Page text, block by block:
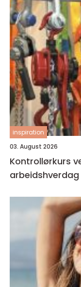
inspiration
03. August 2026
Kontrollørkurs veien til tryggere